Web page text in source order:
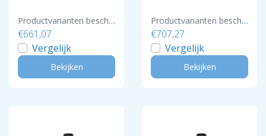
Productvarianten beschikbaar
€661,07
Vergelijk
Bekijken
Productvarianten beschikbaar
€707,27
Vergelijk
Bekijken